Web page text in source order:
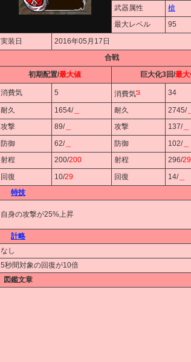
武器属性
槍
最大レベル
95
実装日
2016年05月17日
合戦
初期配置/最大値 巨大化3回/最大
消費気 5 消費気*1 34
耐久 1654/＿ 耐久 2745/
攻撃
89/＿ 攻撃 137/＿
防御
62/＿ 防御 102/＿
射程
200/200 射程 296/
回復
10/29 回復 14/＿
特技
自身の攻撃が25%上昇
計略
なし
5秒間対象の回復が10倍
図鑑文章